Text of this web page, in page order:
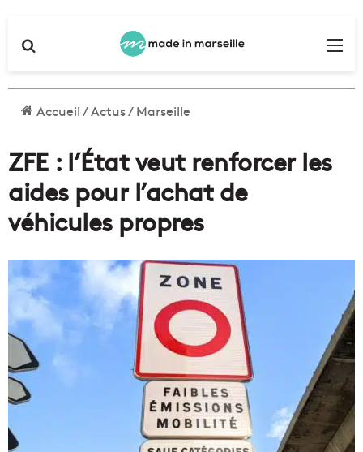
Accueil/Actus/Marseille
ZFE : l’État veut renforcer les
aides pour l’achat de
véhicules propres